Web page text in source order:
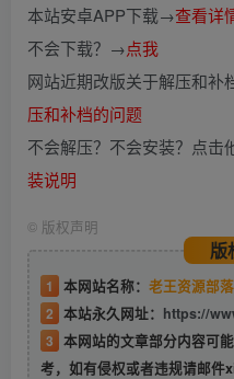
本站安卓APP下载→查看详
不会下载？→点我
网站近期改版关于解压和
压和补档的问题
不会解压？不会安装？点击
装说明
© 版权声明
版
1 本网站名称： 老王资源部落
2 本站永久网址： https://
3 本网站的文章部分内容可
考，如有侵权或者违规请邮